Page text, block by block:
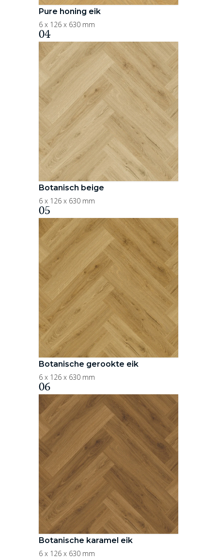
Pure honing eik
6 x 126 x 630 mm
04
Botanisch beige
6 x 126 x 630 mm
05
Botanische gerookte eik
6 x 126 x 630 mm
06
Botanische karamel eik
6 x 126 x 630 mm